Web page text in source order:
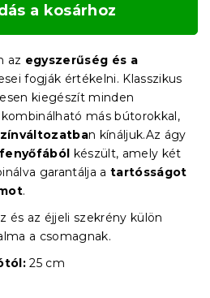
a kosárhoz
az egyszerűség és a
fogják értékelni. Klasszikus
kiegészít minden
más bútorokkal,
n kínáljuk.Az ágy
fenyőfából készült, amely két
garantálja a tartósságot
.
és az éjjeli szekrény külön
a csomagnak.
25 cm